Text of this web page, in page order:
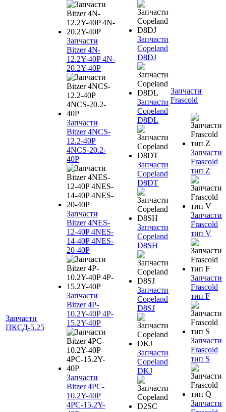
Запчасти
ПКСД-5.25
Запчасти
Bitzer 4N-
12.2Y-40P 4N-
20.2Y-40P
Запчасти
Bitzer 4NCS-
12.2-40P
4NCS-20.2-
40P
Запчасти
Bitzer 4NES-
12-40P 4NES-
14-40P 4NES-
20-40P
Запчасти
Bitzer 4P-
10.2Y-40P 4P-
15.2Y-40P
Запчасти
Bitzer 4PC-
10.2Y-40P
4PC-15.2Y-
Запчасти
Copeland
D8DJ
Запчасти
Copeland
D8DL
Запчасти
Copeland
D8DT
Запчасти
Copeland
D8SH
Запчасти
Copeland
D8SJ
Запчасти
Copeland
DKJ
Запчасти
Frascold
Запчасти
Frascold
тип Z
Запчасти
Frascold
тип V
Запчасти
Frascold
тип F
Запчасти
Frascold
тип S
Запчасти